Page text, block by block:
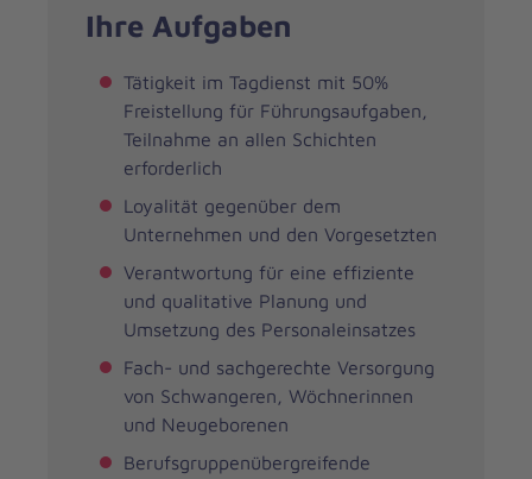
Ihre Aufgaben
Tätigkeit im Tagdienst mit 50%
Freistellung für Führungsaufgaben,
Teilnahme an allen Schichten
erforderlich
Loyalität gegenüber dem
Unternehmen und den Vorgesetzten
Verantwortung für eine effiziente
und qualitative Planung und
Umsetzung des Personaleinsatzes
Fach- und sachgerechte Versorgung
von Schwangeren, Wöchnerinnen
und Neugeborenen
Berufsgruppenübergreifende